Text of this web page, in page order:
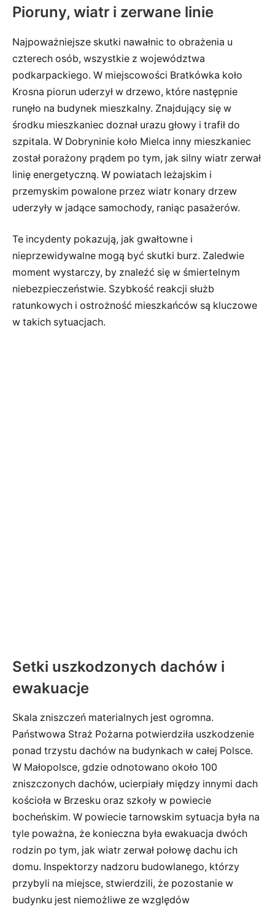
Pioruny, wiatr i zerwane linie
Najpoważniejsze skutki nawałnic to obrażenia u
czterech osób, wszystkie z województwa
podkarpackiego. W miejscowości Bratkówka koło
Krosna piorun uderzył w drzewo, które następnie
runęło na budynek mieszkalny. Znajdujący się w
środku mieszkaniec doznał urazu głowy i trafił do
szpitala. W Dobryninie koło Mielca inny mieszkaniec
został porażony prądem po tym, jak silny wiatr zerwał
linię energetyczną. W powiatach leżajskim i
przemyskim powalone przez wiatr konary drzew
uderzyły w jadące samochody, raniąc pasażerów.
Te incydenty pokazują, jak gwałtowne i
nieprzewidywalne mogą być skutki burz. Zaledwie
moment wystarczy, by znaleźć się w śmiertelnym
niebezpieczeństwie. Szybkość reakcji służb
ratunkowych i ostrożność mieszkańców są kluczowe
w takich sytuacjach.
Setki uszkodzonych dachów i
ewakuacje
Skala zniszczeń materialnych jest ogromna.
Państwowa Straż Pożarna potwierdziła uszkodzenie
ponad trzystu dachów na budynkach w całej Polsce.
W Małopolsce, gdzie odnotowano około 100
zniszczonych dachów, ucierpiały między innymi dach
kościoła w Brzesku oraz szkoły w powiecie
bocheńskim. W powiecie tarnowskim sytuacja była na
tyle poważna, że konieczna była ewakuacja dwóch
rodzin po tym, jak wiatr zerwał połowę dachu ich
domu. Inspektorzy nadzoru budowlanego, którzy
przybyli na miejsce, stwierdzili, że pozostanie w
budynku jest niemożliwe ze względów